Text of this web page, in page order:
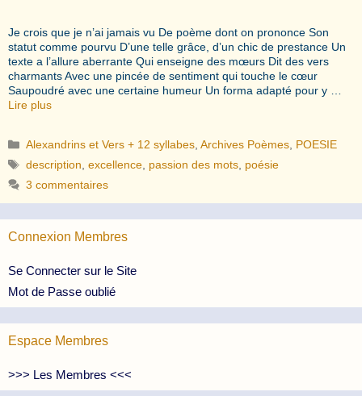
Je crois que je n’ai jamais vu De poème dont on prononce Son
statut comme pourvu D’une telle grâce, d’un chic de prestance Un
texte a l’allure aberrante Qui enseigne des mœurs Dit des vers
charmants Avec une pincée de sentiment qui touche le cœur
Saupoudré avec une certaine humeur Un forma adapté pour y …
Lire plus
Catégories
Alexandrins et Vers + 12 syllabes ,Archives Poèmes POESIE
Étiquettes
description ,excellence passion des mots poésie
3 commentaires
Connexion Membres
Se Connecter sur le Site
Mot de Passe oublié
Espace Membres
>>> Les Membres <<<